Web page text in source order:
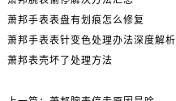
萧邦手表表盘有划痕怎么修复
萧邦手表表针变色处理办法深度解析
萧邦表壳坏了处理方法